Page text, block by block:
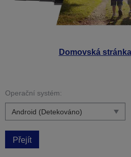
Domovská
Operační systém:
Přejít